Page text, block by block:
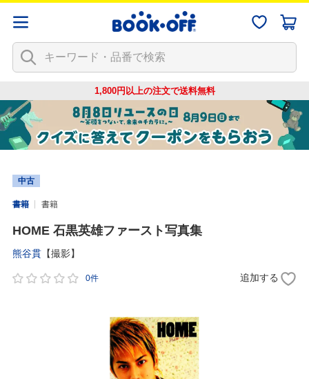
1,800円以上の注文で送料無料
中古
書籍 書籍
HOME 石黒英雄ファースト写真集
熊谷貫 【撮影】
0件 追加する